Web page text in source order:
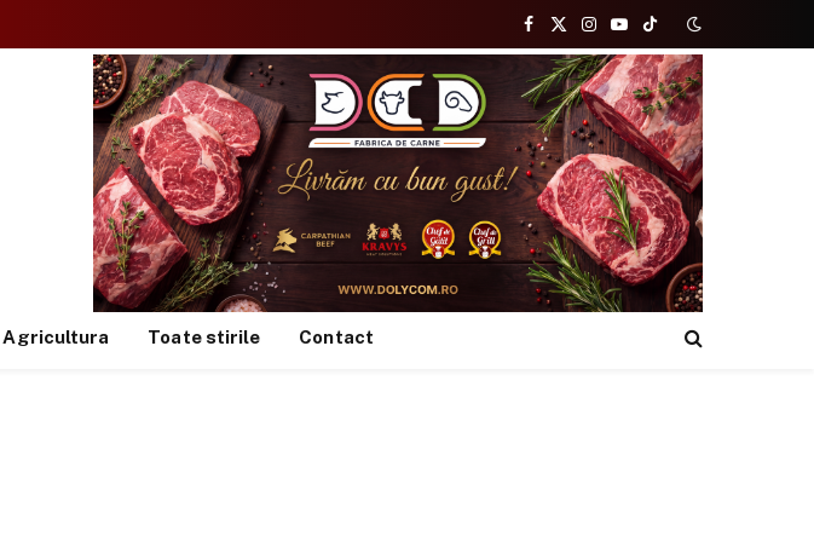
Facebook
X
(Twitter)
Instagram
YouTubeTikTok
Agricultura Toate stirile Contact